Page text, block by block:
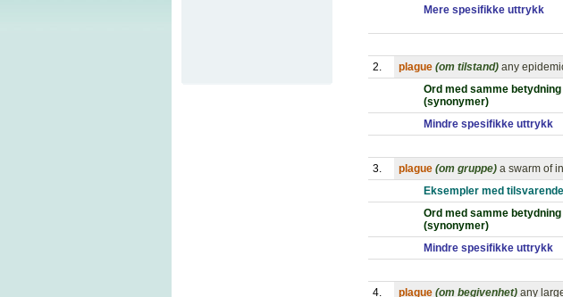
Mere spesifikke uttrykk
2. plague (om tilstand) any
Ord med samme betydning
(synonymer)
Mindre spesifikke uttrykk
3. plague (om gruppe) a swarm of
Eksempler med
Ord med samme betydning
(synonymer)
Mindre spesifikke uttrykk
4. plague (om begivenhet) any